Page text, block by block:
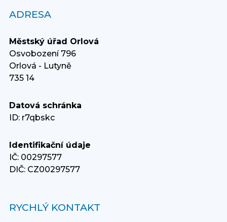
ADRESA
Městský úřad Orlová
Osvobození 796
Orlová - Lutyně
735 14
Datová schránka
ID: r7qbskc
Identifikační údaje
IČ: 00297577
DIČ: CZ00297577
RYCHLÝ KONTAKT